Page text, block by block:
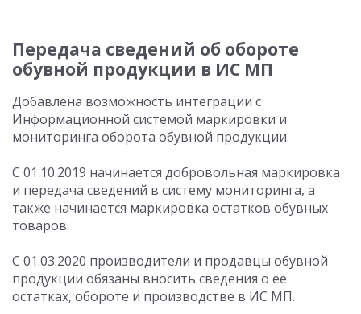
Передача сведений об обороте
обувной продукции в ИС МП
Добавлена возможность интеграции с
Информационной системой маркировки и
мониторинга оборота обувной продукции.
С 01.10.2019 начинается добровольная маркировка
и передача сведений в систему мониторинга, а
также начинается маркировка остатков обувных
товаров.
С 01.03.2020 производители и продавцы обувной
продукции обязаны вносить сведения о ее
остатках, обороте и производстве в ИС МП.